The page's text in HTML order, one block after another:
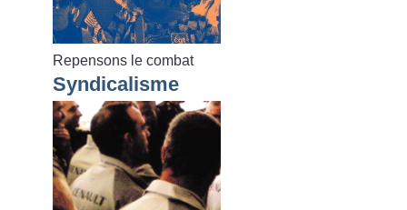
Repensons le combat
Syndicalisme